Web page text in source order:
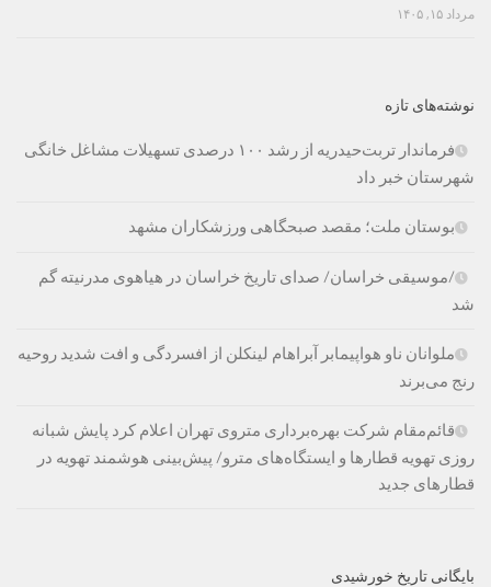
مرداد ۱۵, ۱۴۰۵
نوشته‌های تازه
فرماندار تربت‌حیدریه از رشد ۱۰۰ درصدی تسهیلات مشاغل خانگی
شهرستان خبر داد
بوستان ملت؛ مقصد صبحگاهی ورزشکاران مشهد
/موسیقی خراسان/ صدای تاریخ خراسان در هیاهوی مدرنیته گم
شد
ملوانان ناو هواپیمابر آبراهام لینکلن از افسردگی و افت شدید روحیه
رنج می‌برند
قائم‌مقام شرکت بهره‌برداری متروی تهران اعلام کرد پایش شبانه
روزی تهویه قطارها و ایستگاه‌های مترو/ پیش‌بینی هوشمند تهویه در
قطارهای جدید
بایگانی تاریخ خورشیدی